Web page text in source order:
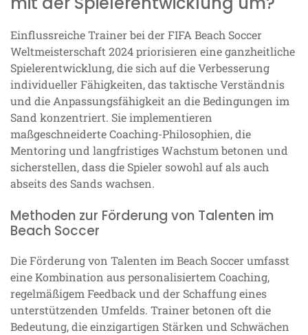
Einflussreiche Trainer bei der FIFA Beach Soccer
Weltmeisterschaft 2024 priorisieren eine ganzheitliche
Spielerentwicklung, die sich auf die Verbesserung
individueller Fähigkeiten, das taktische Verständnis
und die Anpassungsfähigkeit an die Bedingungen im
Sand konzentriert. Sie implementieren
maßgeschneiderte Coaching-Philosophien, die
Mentoring und langfristiges Wachstum betonen und
sicherstellen, dass die Spieler sowohl auf als auch
abseits des Sands wachsen.
Methoden zur Förderung von Talenten im
Beach Soccer
Die Förderung von Talenten im Beach Soccer umfasst
eine Kombination aus personalisiertem Coaching,
regelmäßigem Feedback und der Schaffung eines
unterstützenden Umfelds. Trainer betonen oft die
Bedeutung, die einzigartigen Stärken und Schwächen